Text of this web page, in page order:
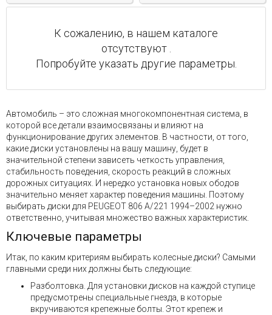
К сожалению, в нашем каталоге
отсутствуют .
Попробуйте указать другие параметры.
Автомобиль – это сложная многокомпонентная система, в
которой все детали взаимосвязаны и влияют на
функционирование других элементов. В частности, от того,
какие диски установлены на вашу машину, будет в
значительной степени зависеть четкость управления,
стабильность поведения, скорость реакций в сложных
дорожных ситуациях. И нередко установка новых ободов
значительно меняет характер поведения машины. Поэтому
выбирать диски для PEUGEOT 806 A/221 1994–2002 нужно
ответственно, учитывая множество важных характеристик.
Ключевые параметры
Итак, по каким критериям выбирать колесные диски? Самыми
главными среди них должны быть следующие:
Разболтовка. Для установки дисков на каждой ступице
предусмотрены специальные гнезда, в которые
вкручиваются крепежные болты. Этот крепеж и